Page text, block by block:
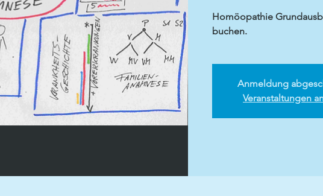
Homöopathie
buchen.
Anmeldung
Veranstaltungen